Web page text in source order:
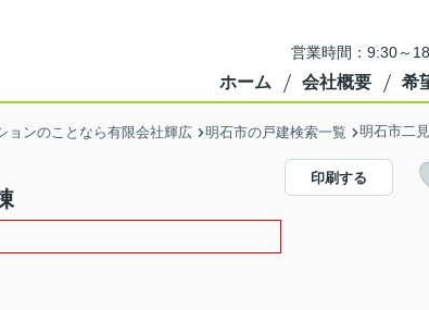
営業時間：9:30～
ホーム 会社概要 希
ョンのことなら有限会社輝広 明石市の戸建検索一覧 明石市二
印刷する